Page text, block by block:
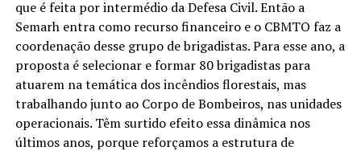
que é feita por intermédio da Defesa Civil. Então a
Semarh entra como recurso financeiro e o CBMTO faz a
coordenação desse grupo de brigadistas. Para esse ano, a
proposta é selecionar e formar 80 brigadistas para
atuarem na temática dos incêndios florestais, mas
trabalhando junto ao Corpo de Bombeiros, nas unidades
operacionais. Têm surtido efeito essa dinâmica nos
últimos anos, porque reforçamos a estrutura de